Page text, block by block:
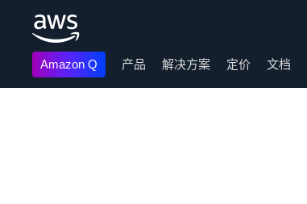
Amazon Q 产品 解决方案 定价 文档